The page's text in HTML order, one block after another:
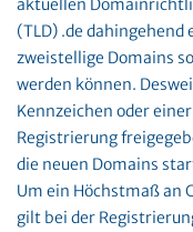
aktuellen
(TLD) .de
zweistellige Domains
werden können.
Kennzeichen oder
Registrierung
die neuen Domains
Um ein Höchstmaß an
gilt bei der